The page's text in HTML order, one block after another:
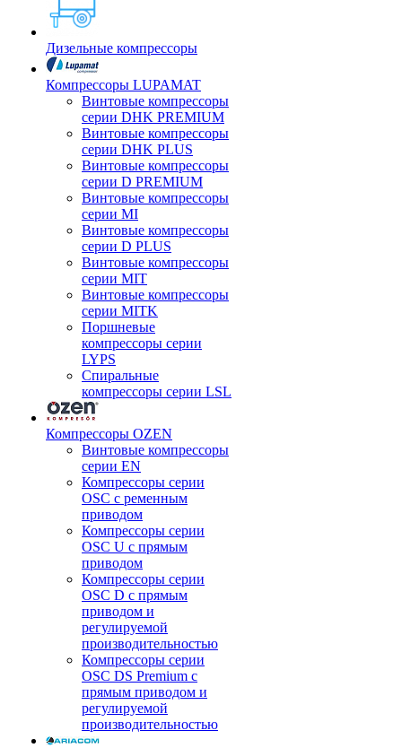
Дизельные компрессоры
Компрессоры LUPAMAT
Винтовые компрессоры
серии DHK PREMIUM
Винтовые компрессоры
серии DHK PLUS
Винтовые компрессоры
серии D PREMIUM
Винтовые компрессоры
серии MI
Винтовые компрессоры
серии D PLUS
Винтовые компрессоры
серии MIT
Винтовые компрессоры
серии MITK
Поршневые
компрессоры серии
LYPS
Спиральные
компрессоры серии LSL
Компрессоры OZEN
Винтовые компрессоры
серии EN
Компрессоры серии
OSC с ременным
приводом
Компрессоры серии
OSC U с прямым
приводом
Компрессоры серии
OSC D с прямым
приводом и
регулируемой
производительностью
Компрессоры серии
OSC DS Premium с
прямым приводом и
регулируемой
производительностью